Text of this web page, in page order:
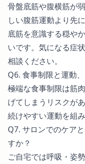
骨盤底筋や腹横筋が
しい腹筋運動より先
底筋を意識する穏や
いです。気になる症
相談ください。
Q6. 食事制限と運動
極端な食事制限は筋
げてしまうリスクが
続けやすい運動を組
Q7. サロンでのケア
すか？
ご自宅では呼吸・姿